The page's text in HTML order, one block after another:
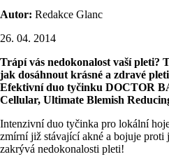
Autor: Redakce Glanc
26. 04. 2014
Trápí vás nedokonalost vaší pleti?
jak dosáhnout krásné a zdravé
Efektivní duo tyčinku DOCTOR
Cellular, Ultimate Blemish
Intenzivní duo tyčinka pro lokální
zmírní již stávající akné a bojuje
zakrývá nedokonalosti pleti!